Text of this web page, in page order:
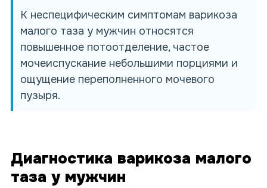
К неспецифическим симптомам варикоза
малого таза у мужчин относятся
повышенное потоотделение, частое
мочеиспускание небольшими порциями и
ощущение переполненного мочевого
пузыря.
Диагностика варикоза малого
таза у мужчин